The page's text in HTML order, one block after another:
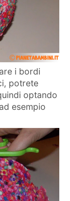
i bordi
potrete
optando
esempio